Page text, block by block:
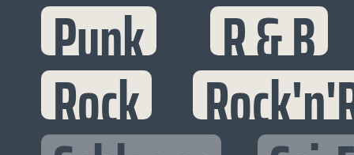
Punk R & B
Rock